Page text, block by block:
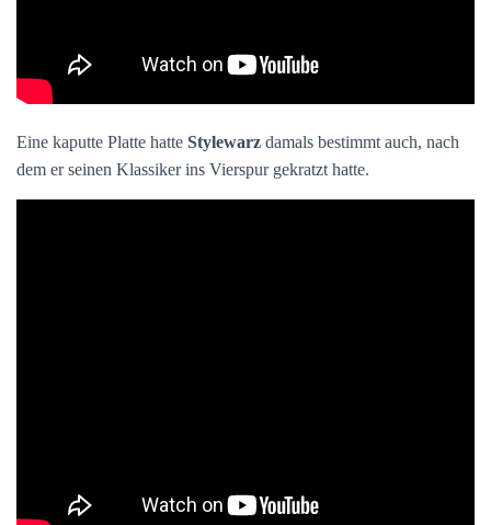
Eine kaputte Platte hatte Stylewarz damals bestimmt auch, nach
dem er seinen Klassiker ins Vierspur gekratzt hatte.